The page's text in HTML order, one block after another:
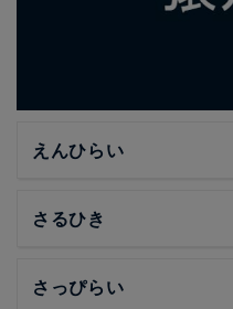
えんひらい
さるひき
さっぴらい